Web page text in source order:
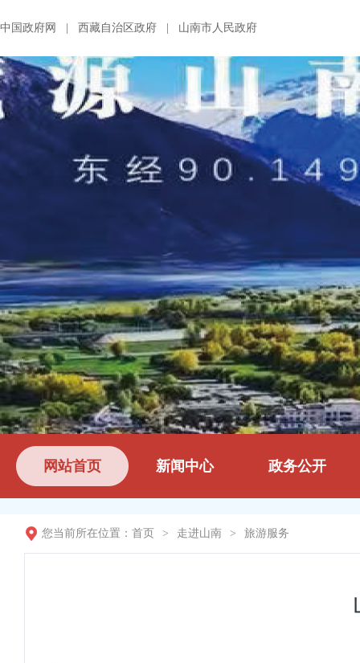
中国政府网 西藏自治区政府 山南市人民政府
网站首页 新闻中心 政务公开
您当前所在位置： 首页 > 走进山南 > 旅游服务